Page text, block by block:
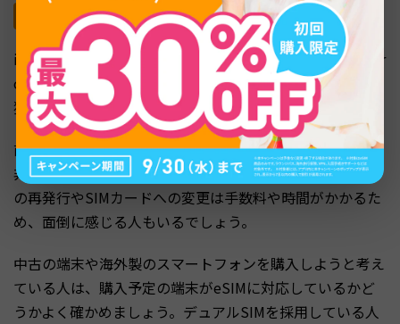
eSIM非対応の機種に乗り換えにくくなる
iPhone16でeSIMを利用すると、eSIM非対応の機種やAndr
oid端末への乗り換えが難しくなり、機種変更の選択肢が
狭まってしまいます。
前述のとおり機種変更時はeSIMの再発行が必要で、eSIM
非対応の端末にはeSIMデータの移行もできません。eSIM
の再発行やSIMカードへの変更は手数料や時間がかかるた
め、面倒に感じる人もいるでしょう。
中古の端末や海外製のスマートフォンを購入しようと考え
ている人は、購入予定の端末がeSIMに対応しているかど
うかよく確かめましょう。デュアルSIMを採用している人